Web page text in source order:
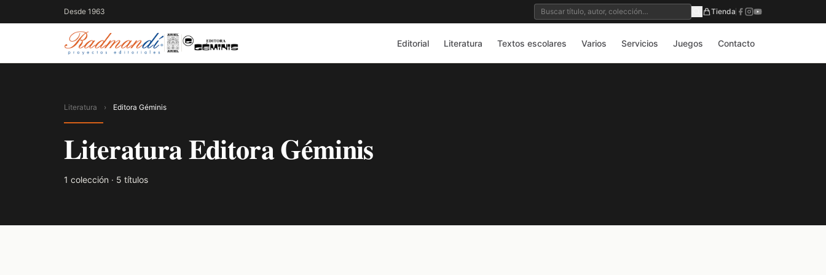
Desde 1963 Tienda
Editorial Literatura Textos escolares Varios Servicios Juegos Contacto
Literatura › Editora Géminis
Literatura Editora Géminis
1 colección · 5 títulos